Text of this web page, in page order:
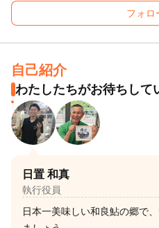
フォロ
自己紹介
わたしたちがお待ちして
日置 和真
執行役員
日本一美味しい和良鮎の郷で